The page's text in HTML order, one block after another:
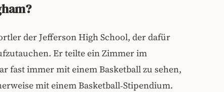
der Jefferson High School, der dafür
Er teilte ein Zimmer im
fast immer mit einem Basketball zu sehen,
mit einem Basketball‑Stipendium.